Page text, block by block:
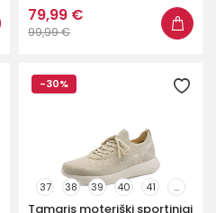
79,99 €
99,99 €
-30%
37 38 39 40 41 ...
Tamaris moteriški sportiniai